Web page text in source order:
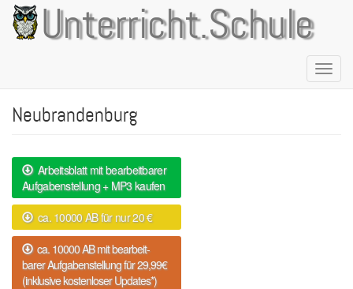
Direkt
zum
Inhalt
Unterricht.Schule
Neubrandenburg
Arbeitsblatt mit bearbeitbarer
Aufgabenstellung + MP3 kaufen
ca. 10000 AB für nur 20 €
ca. 10000 AB mit bearbeit-
barer Aufgabenstellung für 29,99€
(inklusive kostenloser Updates*)